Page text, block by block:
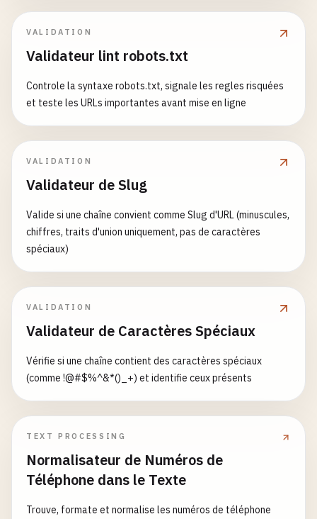
VALIDATION
Validateur lint robots.txt
Controle la syntaxe robots.txt, signale les regles risquées
et teste les URLs importantes avant mise en ligne
VALIDATION
Validateur de Slug
Valide si une chaîne convient comme Slug d'URL (minuscules,
chiffres, traits d'union uniquement, pas de caractères
spéciaux)
VALIDATION
Validateur de Caractères Spéciaux
Vérifie si une chaîne contient des caractères spéciaux
(comme !@#$%^&*()_+) et identifie ceux présents
TEXT PROCESSING
Normalisateur de Numéros de
Téléphone dans le Texte
Trouve, formate et normalise les numéros de téléphone